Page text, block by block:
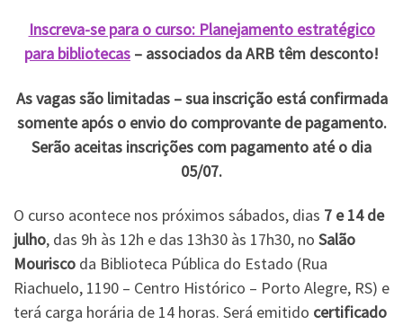
Inscreva-se para o curso: Planejamento estratégico
para bibliotecas – associados da ARB têm desconto!
As vagas são limitadas – sua inscrição está confirmada
somente após o envio do comprovante de pagamento.
Serão aceitas inscrições com pagamento até o dia
05/07.
O curso acontece nos próximos sábados, dias 7 e 14 de
julho, das 9h às 12h e das 13h30 às 17h30, no Salão
Mourisco da Biblioteca Pública do Estado (Rua
Riachuelo, 1190 – Centro Histórico – Porto Alegre, RS) e
terá carga horária de 14 horas. Será emitido certificado